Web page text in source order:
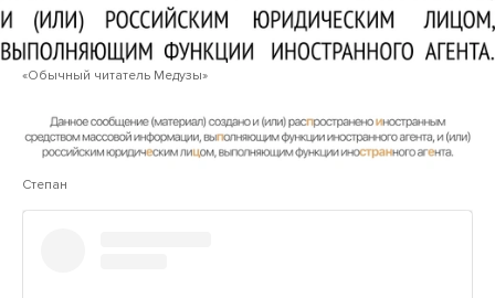
«Обычный читатель Медузы»
Степан